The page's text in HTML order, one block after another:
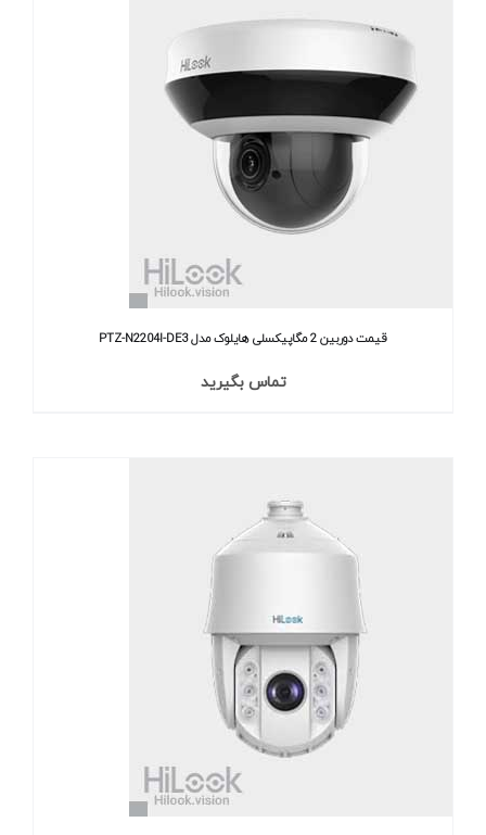
قیمت دوربین 2 مگاپیکسلی هایلوک مدل PTZ-N2204I-DE3
تماس بگیرید